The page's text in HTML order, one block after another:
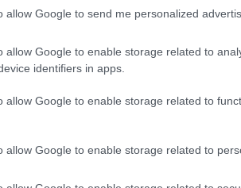
allow Google to send me personalized
allow Google to enable storage related to
identifiers in apps.
allow Google to enable storage related to
allow Google to enable storage related to
előzve az élre lőtte a Nissant a Formula